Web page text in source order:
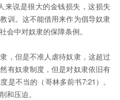
来说是很大的金钱损失，这损失
训。这不能借用来作为倡导奴隶
会中对奴隶的保障条例。
，但是不准人虐待奴隶，这超过
有奴隶制度，但是对奴隶依旧有
是不当的（哥林多前书7:21）。
和压迫。